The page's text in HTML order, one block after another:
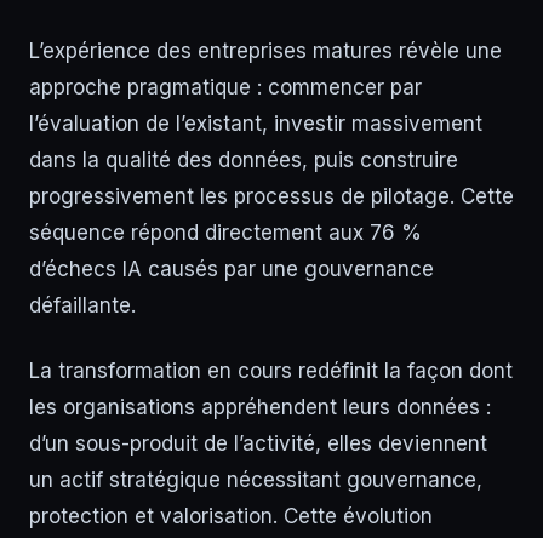
L’expérience des entreprises matures révèle une
approche pragmatique : commencer par
l’évaluation de l’existant, investir massivement
dans la qualité des données, puis construire
progressivement les processus de pilotage. Cette
séquence répond directement aux 76 %
d’échecs IA causés par une gouvernance
défaillante.
La transformation en cours redéfinit la façon dont
les organisations appréhendent leurs données :
d’un sous-produit de l’activité, elles deviennent
un actif stratégique nécessitant gouvernance,
protection et valorisation. Cette évolution